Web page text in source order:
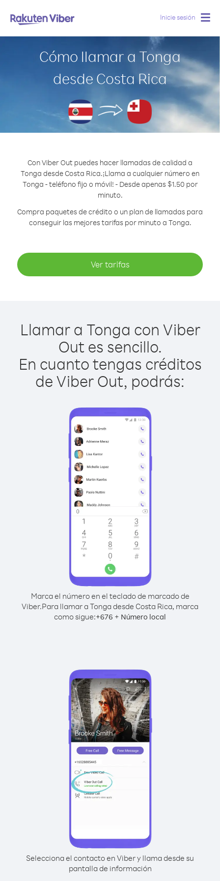
Inicie sesión
Cómo llamar a Tonga
desde Costa Rica
Con Viber Out puedes hacer llamadas de calidad a
Tonga desde Costa Rica.¡Llama a cualquier número en
Tonga - teléfono fijo o móvil! - Desde apenas $1.50 por
minuto.
Compra paquetes de crédito o un plan de llamadas para
conseguir las mejores tarifas por minuto a Tonga.
Ver tarifas
Llamar a Tonga con Viber
Out es sencillo.
En cuanto tengas créditos
de Viber Out, podrás:
Marca el número en el teclado de marcado de
Viber.Para llamar a Tonga desde Costa Rica, marca
como sigue:+676 + Número local
Selecciona el contacto en Viber y llama desde su
pantalla de información